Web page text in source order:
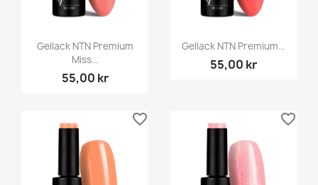
Gellack NTN Premium
Miss...
55,00 kr
Gellack NTN Premium...
55,00 kr
favorite_border favorite_border